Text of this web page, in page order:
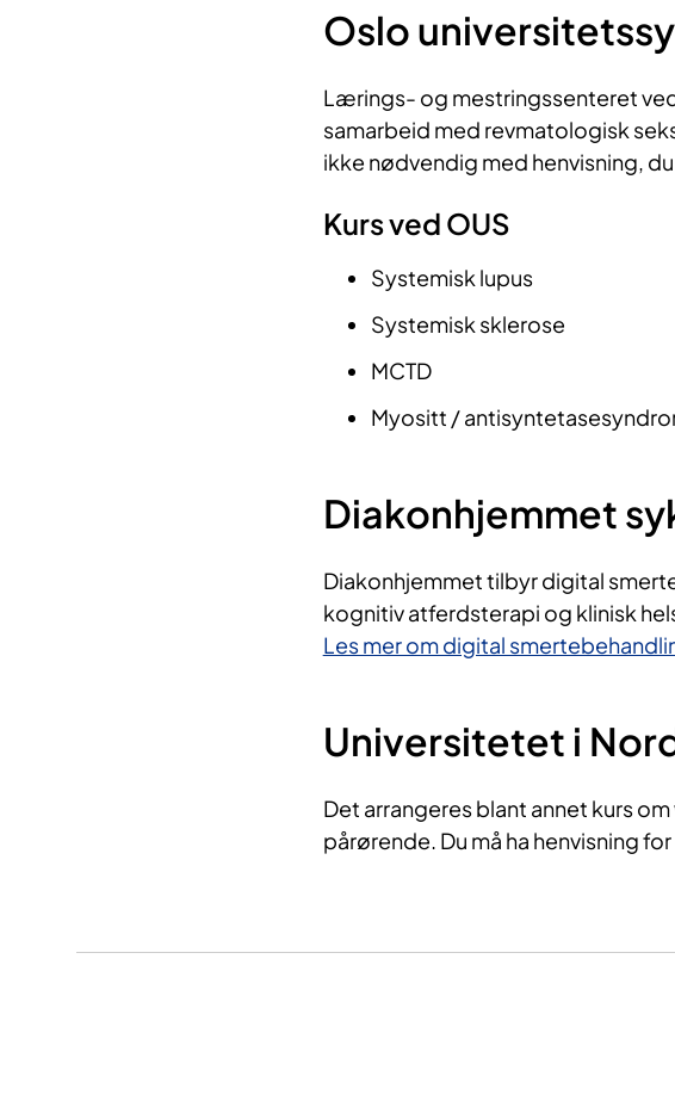
Oslo
Lærings- og mestringssenteret
samarbeid med revmatologisk
ikke nødvendig med henvisning,
Kurs ved OUS
Systemisk lupus
Systemisk sklerose
MCTD
Myositt /
Diakonhjemmet
Diakonhjemmet tilbyr digital
kognitiv atferdsterapi og klinisk
Les mer om digital
Universitetet i
Det arrangeres blant annet kurs
pårørende. Du må ha henvisning